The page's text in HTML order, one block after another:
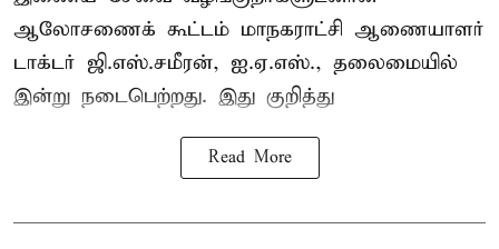
ஆலோசணைக் கூட்டம் மாநகராட்சி ஆணையாளர்
டாக்டர் ஜி.எஸ்.சமீரன், ஐ.ஏ.எஸ்., தலைமையில்
இன்று நடைபெற்றது. இது குறித்து
Read More